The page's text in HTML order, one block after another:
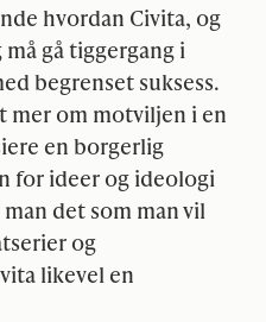
hvordan Civita, og
gå tiggergang i
begrenset suksess.
mer om motviljen i en
en borgerlig
for ideer og ideologi
det som man vil
og
likevel en